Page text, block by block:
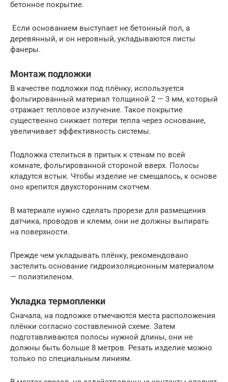
бетонное покрытие.
Если основанием выступает не бетонный пол, а
деревянный, и он неровный, укладываются листы
фанеры.
Монтаж подложки
В качестве подложки под плёнку, используется
фольгированный материал толщиной 2 — 3 мм, который
отражает тепловое излучение. Такое покрытие
существенно снижает потери тепла через основание,
увеличивает эффективность системы.
Подложка стелиться в притык к стенам по всей
комнате, фольгированной стороной вверх. Полосы
кладутся встык. Чтобы изделие не смещалось, к основе
оно крепится двухсторонним скотчем.
В материале нужно сделать прорези для размещения
датчика, проводов и клемм, они не должны выпирать
на поверхности.
Прежде чем укладывать плёнку, рекомендовано
застелить основание гидроизоляционным материалом
— полиэтиленом.
Укладка термопленки
Сначала, на подложке отмечаются места расположения
плёнки согласно составленной схеме. Затем
подготавливаются полосы нужной длины, они не
должны быть больше 8 метров. Резать изделие можно
только по специальным линиям.